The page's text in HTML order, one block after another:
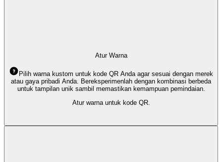
Atur Warna
Pilih warna kustom untuk kode QR Anda agar sesuai dengan merek
atau gaya pribadi Anda. Bereksperimenlah dengan kombinasi berbeda
untuk tampilan unik sambil memastikan kemampuan pemindaian.
Atur warna untuk kode QR.